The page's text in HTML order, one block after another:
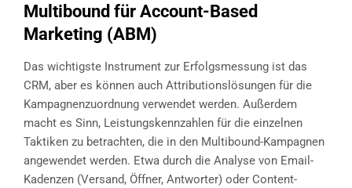
Multibound für Account-Based
Marketing (ABM)
Das wichtigste Instrument zur Erfolgsmessung ist das
CRM, aber es können auch Attributionslösungen für die
Kampagnenzuordnung verwendet werden. Außerdem
macht es Sinn, Leistungskennzahlen für die einzelnen
Taktiken zu betrachten, die in den Multibound-Kampagnen
angewendet werden. Etwa durch die Analyse von Email-
Kadenzen (Versand, Öffner, Antworter) oder Content-